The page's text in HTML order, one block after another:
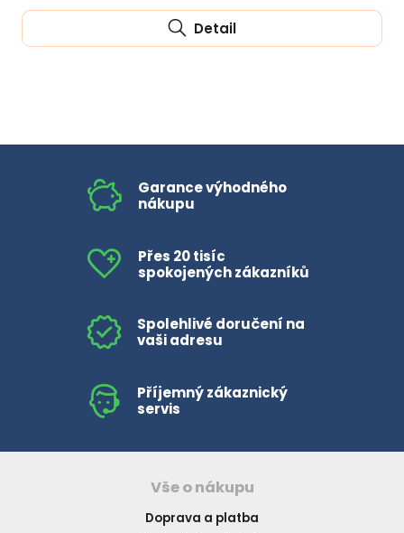
Detail
Garance výhodného
nákupu
Přes 20 tisíc
spokojených zákazníků
Spolehlivé doručení na
vaši adresu
Příjemný zákaznický
servis
Vše o nákupu
Doprava a platba